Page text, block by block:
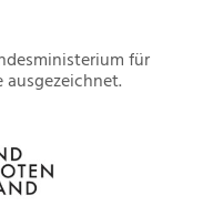
für